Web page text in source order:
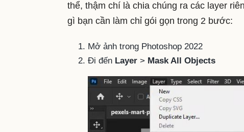
thể, thậm chí là chia chúng ra các layer
gì bạn cần làm chỉ gói gọn trong 2 bước:
Mở ảnh trong Photoshop 2022
Đi đến Layer > Mask All Objects